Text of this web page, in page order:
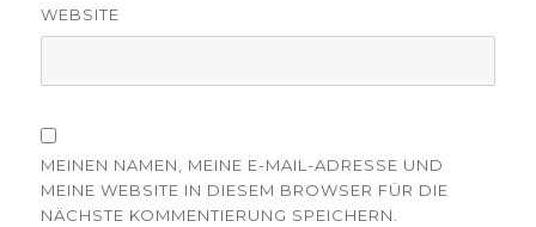
WEBSITE
MEINEN NAMEN, MEINE E-MAIL-ADRESSE UND
MEINE WEBSITE IN DIESEM BROWSER FÜR DIE
NÄCHSTE KOMMENTIERUNG SPEICHERN.